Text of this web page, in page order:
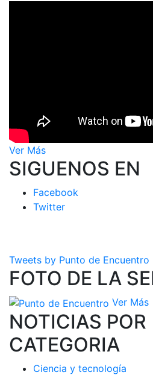
Ver Más
SIGUENOS EN
Facebook
Twitter
Tweets by Punto de Encuentro
FOTO DE LA
Ver Más
NOTICIAS POR
CATEGORIA
Ciencia y tecnología